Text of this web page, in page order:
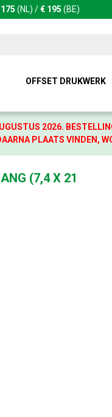
(NL) /€ 195 (BE)
OFFSET DRUKWERK
2026.
PLAATS VINDEN,
(7,4 X 21